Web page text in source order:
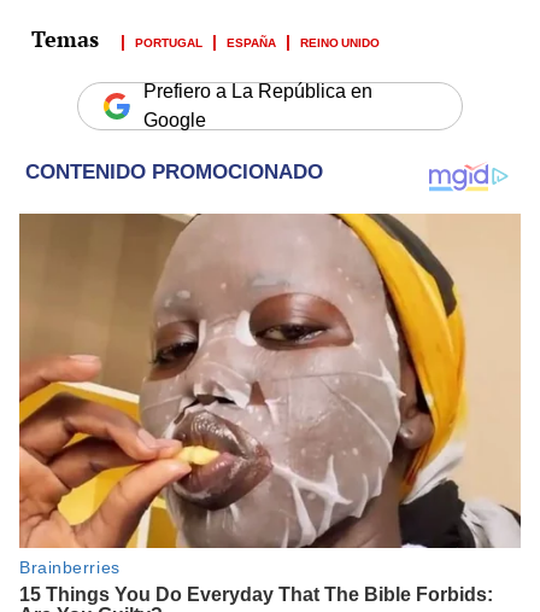
PORTUGAL ESPAÑA REINO UNIDO
Prefiero a La República en
Google